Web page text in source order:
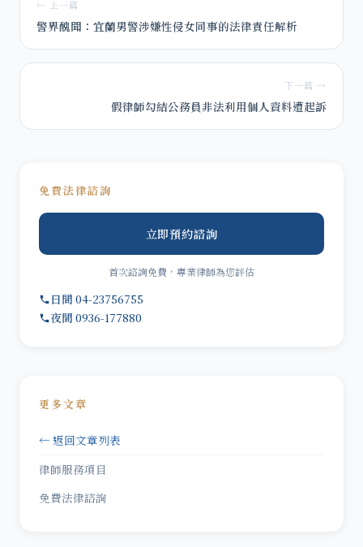
← 上一篇
警界醜聞：宜蘭男警涉嫌性侵女同事的法律責任解析
下一篇 →
假律師勾結公務員非法利用個人資料遭起訴
免費法律諮詢
立即預約諮詢
首次諮詢免費，專業律師為您評估
日間 04-23756755
夜間 0936-177880
更多文章
← 返回文章列表
律師服務項目
免費法律諮詢